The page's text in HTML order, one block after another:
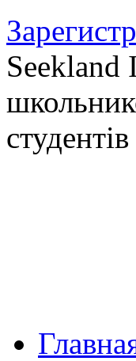
Seekland